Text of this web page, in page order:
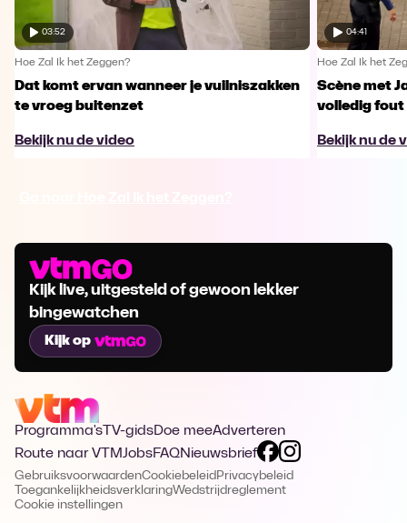
03:52
Hoe Zal Ik het Zeggen?
Dat komt ervan wanneer je vuilniszakken
te vroeg buitenzet
Bekijk nu de video
04:41
Hoe Zal Ik het
Scène met
volledig fout
Bekijk nu de
Kijk live, uitgesteld of gewoon lekker
bingewatchen
Kijk op
Programma's TV-gidsDoe meeAdverteren
Route naar VTMJobsFAQNieuwsbrief
GebruiksvoorwaardenCookiebeleid Privacybeleid
ToegankelijkheidsverklaringWedstrijdreglement
Cookie instellingen